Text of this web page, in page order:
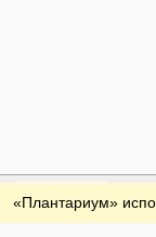
«Плантариум»